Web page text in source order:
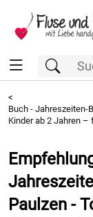
<
Buch - Jahreszeiten-
Kinder ab 2 Jahren
Paulzen -